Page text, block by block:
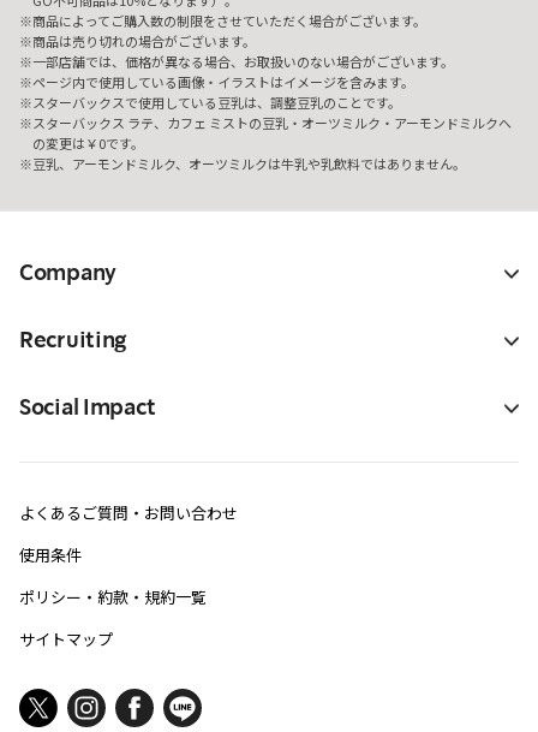
商品によってご購入数の制限をさせていただく場合がございます。
商品は売り切れの場合がございます。
一部店舗では、価格が異なる場合、お取扱いのない場合がございます。
ページ内で使用している画像・イラストはイメージを含みます。
スターバックスで使用している豆乳は、調整豆乳のことです。
スターバックス ラテ、カフェ ミストの豆乳・オーツミルク・アーモンドミルクへ
の変更は￥0です。
豆乳、アーモンドミルク、オーツミルクは牛乳や乳飲料ではありません。
Company
Recruiting
Social Impact
よくあるご質問・お問い合わせ
使用条件
ポリシー・約款・規約一覧
サイトマップ